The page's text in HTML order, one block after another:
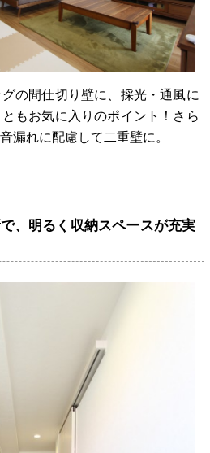
の間仕切り壁に、採光・通風に
もお気に入りのポイント！さら
漏れに配慮して二重壁に。
、明るく収納スペースが充実